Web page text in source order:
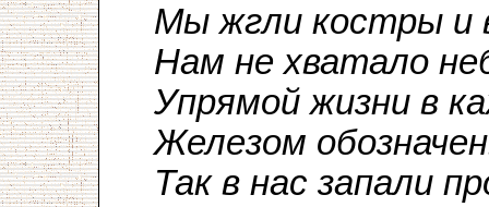
Мы жгли костры и
Нам не хватало
Упрямой жизни в
Железом
Так в нас запали